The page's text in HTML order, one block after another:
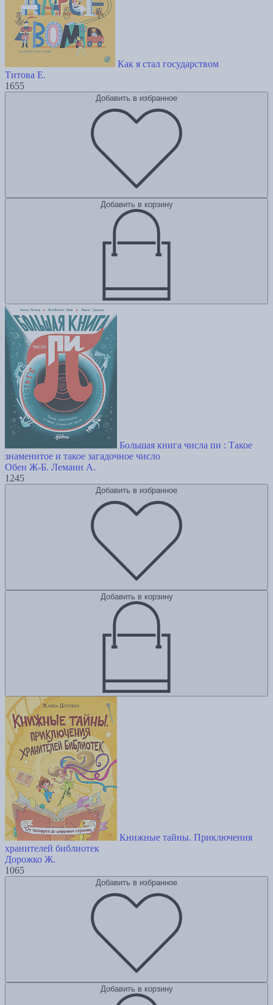
Как я стал государством
Титова Е.
1655
Добавить в избранное
Добавить в корзину
Большая книга числа пи : Такое
знаменитое и такое загадочное число
Обен Ж-Б. Леманн А.
1245
Добавить в избранное
Добавить в корзину
Книжные тайны. Приключения
хранителей библиотек
Дорожко Ж.
1065
Добавить в избранное
Добавить в корзину